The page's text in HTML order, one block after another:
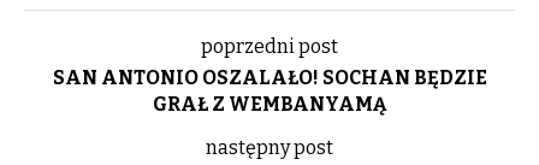
poprzedni post
SAN ANTONIO OSZALAŁO! SOCHAN BĘDZIE
GRAŁ Z WEMBANYAMĄ
następny post